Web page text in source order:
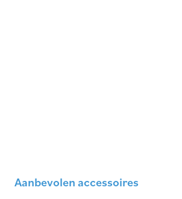
Aanbevolen accessoires